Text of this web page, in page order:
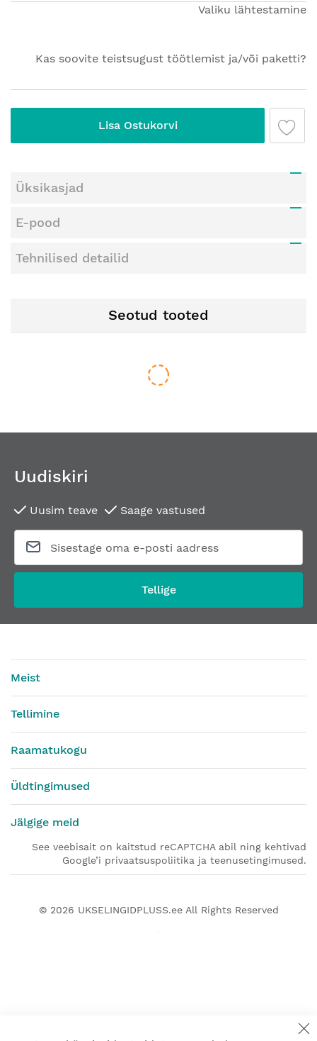
Valiku lähtestamine
Kas soovite teistsugust töötlemist ja/või paketti?
Lisa Ostukorvi
Üksikasjad
E-pood
Tehnilised detailid
Seotud tooted
Modulaarne silinder JNF S11 koos nupuga B7
Alates 22,42 €
Alates 21,18 €
Uudiskiri
Uusim teave Saage vastused
Tellige
Meist
Tellimine
Raamatukogu
Üldtingimused
Jälgige meid
See veebisait on kaitstud reCAPTCHA abil ning kehtivad
Google’i privaatsuspoliitika ja teenusetingimused.
© 2026 UKSELINGIDPLUSS.eeAll Rights Reserved